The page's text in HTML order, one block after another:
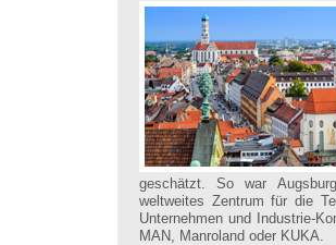
geschätzt. So war
weltweites Zentrum für die
Unternehmen und Industrie-
MAN, Manroland oder KUKA.